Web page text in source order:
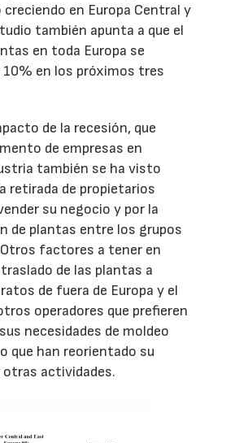
creciendo en Europa Central y
también apunta a que el
en toda Europa se
10% en los próximos tres
de la recesión, que
de empresas en
también se ha visto
retirada de propietarios
su negocio y por la
de plantas entre los grupos
factores a tener en
de las plantas a
de fuera de Europa y el
operadores que prefieren
necesidades de moldeo
que han reorientado su
actividades.